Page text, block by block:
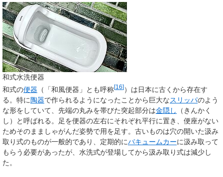
和式水洗便器
和式の便器 （「和風便器」とも呼称[16]）は日本に古くから存在す
る。特に陶器で作られるようになったことから巨大なスリッパのよう
な形をしていて、先端の丸みを帯びた突起部分は金隠し
（きんかく
し）と呼ばれる。足を便器の左右にそれぞれ平行に置き、便座がない
ためそのまましゃがんだ姿勢で用を足す。古いものは穴の開いた汲み
取り式のものが一般的であり、定期的にバキュームカーに汲み取って
もらう必要があったが、水洗式が登場してから汲み取り式は減少し
た。